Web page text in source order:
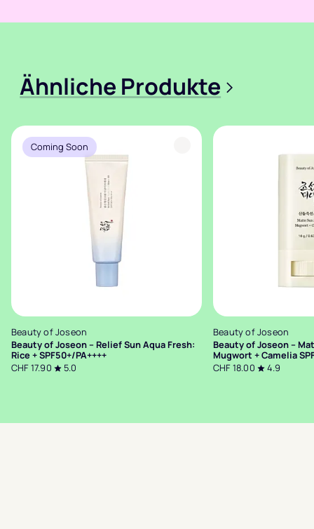
Ähnliche Produkte >
Coming Soon
Beauty of Joseon
Beauty of Joseon – Relief Sun Aqua Fresh:
Rice + SPF50+/PA++++
CHF 17.90
5.0
Beauty of Joseon
Beauty of Joseon –
Mugwort + Camelia
CHF 18.00
4.9